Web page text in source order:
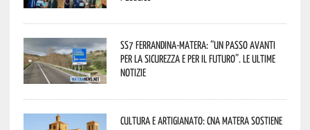
SS7 Ferrandina-Matera: “Un passo avanti
per la sicurezza e per il futuro”. Le ultime
notizie
Cultura e Artigianato: CNA Matera sostiene